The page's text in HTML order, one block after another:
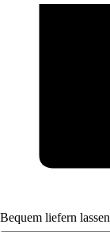
Bequem liefern lassen